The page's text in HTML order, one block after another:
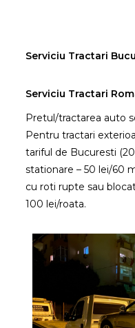
Serviciu Tractari
Serviciu Tractari
Pretul/tractarea auto
Pentru tractari
tariful de Bucuresti
stationare – 50 lei/60
cu roti rupte sau
100 lei/roata.